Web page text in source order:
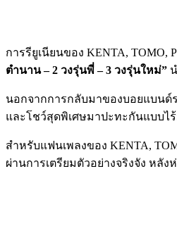
การรียูเนียนของ KENTA, TOMO,
ตำนาน – 2 วงรุ่นพี่ – 3 วงรุ่นใหม่”
นอกจากการกลับมาของบอยแบนด์
และโชว์สุดพิเศษมาปะทะกันแบบไ
สำหรับแฟนเพลงของ KENTA,
ผ่านการเตรียมตัวอย่างจริงจัง หลั